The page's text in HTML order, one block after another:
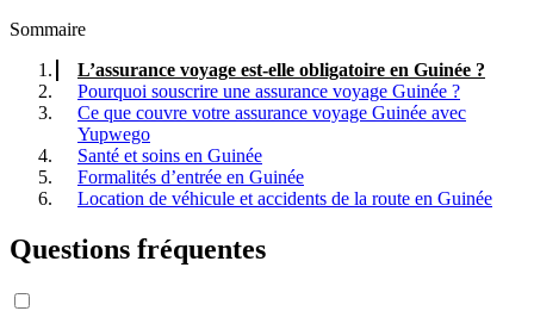
Sommaire
L’assurance voyage est-elle obligatoire en Guinée ?
Pourquoi souscrire une assurance voyage Guinée ?
Ce que couvre votre assurance voyage Guinée avec
Yupwego
Santé et soins en Guinée
Formalités d’entrée en Guinée
Location de véhicule et accidents de la route en Guinée
Questions fréquentes